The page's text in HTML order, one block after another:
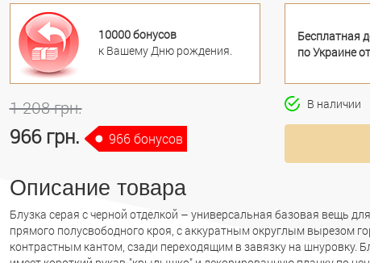
10000 бонусов
к Вашему Дню рождения.
Бесплатная
по Украине
1 208 грн.
966 грн. 966 бонусов
В наличии
Описание товара
Блузка серая с черной отделкой – универсальная базовая вещь
прямого полусвободного кроя, с аккуратным округлым вырезом
контрастным кантом, сзади переходящим в завязку на шнуровку.